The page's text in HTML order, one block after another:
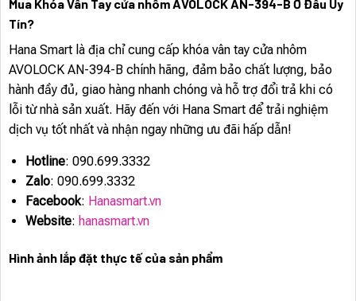
Mua Khóa Vân Tay cửa nhôm AVOLOCK AN-394-B Ở Đâu Uy
Tín?
Hana Smart là địa chỉ cung cấp khóa vân tay cửa nhôm
AVOLOCK AN-394-B chính hãng, đảm bảo chất lượng, bảo
hành đầy đủ, giao hàng nhanh chóng và hỗ trợ đổi trả khi có
lỗi từ nhà sản xuất. Hãy đến với Hana Smart để trải nghiệm
dịch vụ tốt nhất và nhận ngay những ưu đãi hấp dẫn!
Hotline: 090.699.3332
Zalo: 090.699.3332
Facebook: Hanasmart.vn
Website: hanasmart.vn
Hình ảnh lắp đặt thực tế của sản phẩm